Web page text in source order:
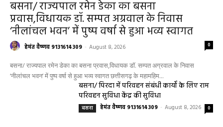
बसना/ राज्यपाल रमेन डेका का बसना
प्रवास,विधायक डॉ. सम्पत अग्रवाल के निवास
‘नीलांचल भवन’ में पुष्प वर्षा से हुआ भव्य स्वागत
हेमंत वैष्णव 9131614309 - August 8, 2026 0
बसना/ राज्यपाल रमेन डेका का बसना प्रवास,विधायक डॉ. सम्पत अग्रवाल के निवास
‘नीलांचल भवन’ में पुष्प वर्षा से हुआ भव्य स्वागत छत्तीसगढ़ के महामहिम...
बसना/ पिरदा में परिवहन संबंधी कार्यों के लिए राम
परिवहन सुविधा केंद्र की सुविधा
बसना हेमंत वैष्णव 9131614309 - August 8, 2026 0